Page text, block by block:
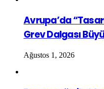
Avrupa’da
Grev Dalgası
Ağustos 1, 2026